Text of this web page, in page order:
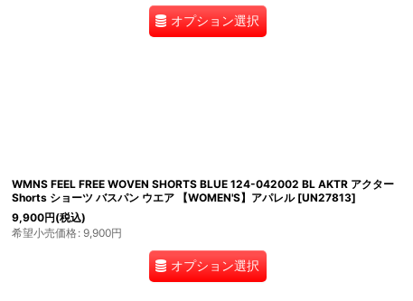
オプション選択
WMNS FEEL FREE WOVEN SHORTS BLUE 124-042002 BL AKTR アクター
Shorts ショーツ バスパン ウエア 【WOMEN'S】アパレル [UN27813]
9,900円(税込)
希望小売価格: 9,900円
オプション選択